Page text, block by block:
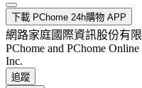
下載 PChome 24h購物 APP
網路家庭國際資訊股份有
PChome and PChome
Inc.
追蹤